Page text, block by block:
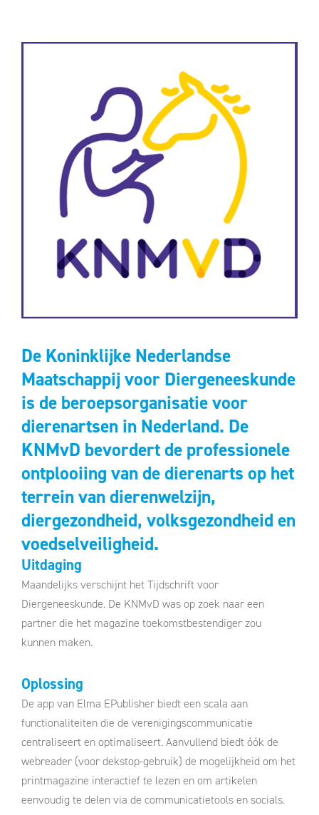
De Koninklijke Nederlandse
Maatschappij voor Diergeneeskunde
is de beroepsorganisatie voor
dierenartsen in Nederland. De
KNMvD bevordert de professionele
ontplooiing van de dierenarts op het
terrein van dierenwelzijn,
diergezondheid, volksgezondheid en
voedselveiligheid.
Uitdaging
Maandelijks verschijnt het Tijdschrift voor
Diergeneeskunde. De KNMvD was op zoek naar een
partner die het magazine toekomstbestendiger zou
kunnen maken.
Oplossing
De app van Elma EPublisher biedt een scala aan
functionaliteiten die de verenigingscommunicatie
centraliseert en optimaliseert. Aanvullend biedt óók de
webreader (voor dekstop-gebruik) de mogelijkheid om het
printmagazine interactief te lezen en om artikelen
eenvoudig te delen via de communicatietools en socials.